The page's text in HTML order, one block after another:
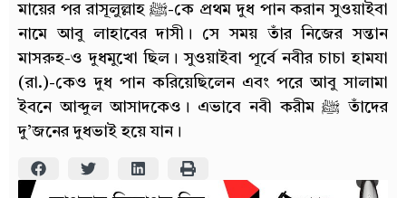
মায়ের পর রাসূলুল্লাহ ﷺ-কে প্রথম দুধ পান করান সুওয়াইবা
নামে আবু লাহাবের দাসী। সে সময় তাঁর নিজের সন্তান
মাসরুহ-ও দুধমুখো ছিল। সুওয়াইবা পূর্বে নবীর চাচা হামযা
(রা.)-কেও দুধ পান করিয়েছিলেন এবং পরে আবু সালামা
ইবনে আব্দুল আসাদকেও। এভাবে নবী করীম ﷺ তাঁদের
দু’জনের দুধভাই হয়ে যান।